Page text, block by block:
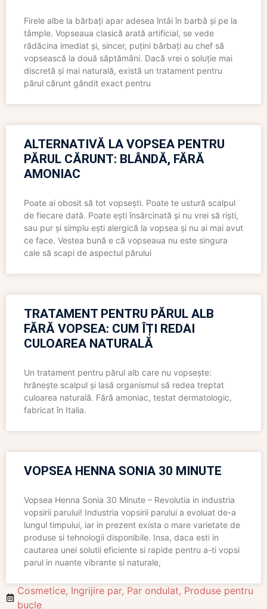
Firele albe la bărbați apar adesea întâi în barbă și pe la
tâmple. Vopseaua clasică arată artificial, se vede
rădăcina imediat și, sincer, puțini bărbați au chef să
vopsească la două săptămâni. Dacă vrei o soluție mai
discretă și mai naturală, există un tratament pentru
părul cărunt gândit exact pentru
ALTERNATIVĂ LA VOPSEA PENTRU
PĂRUL CĂRUNT: BLÂNDĂ, FĂRĂ
AMONIAC
Poate ai obosit să tot vopsești. Poate te ustură scalpul
de fiecare dată. Poate ești însărcinată și nu vrei să riști,
sau pur și simplu ești alergică la vopsea și nu ai mai avut
ce face. Vestea bună e că vopseaua nu este singura
cale să scapi de aspectul părului
TRATAMENT PENTRU PĂRUL ALB
FĂRĂ VOPSEA: CUM ÎȚI REDAI
CULOAREA NATURALĂ
Un tratament pentru părul alb care nu vopsește:
hrănește scalpul și lasă organismul să redea treptat
culoarea naturală. Fără amoniac, testat dermatologic,
fabricat în Italia.
VOPSEA HENNA SONIA 30 MINUTE
Vopsea Henna Sonia 30 Minute – Revolutia in industria
vopsirii parului! Industria vopsirii parului a evoluat de-a
lungul timpului, iar in prezent exista o mare varietate de
produse si tehnologii disponibile. Insa, daca esti in
cautarea unei solutii eficiente si rapide pentru a-ti vopsi
parul in nuante vibrante si naturale,
Cosmetice, Ingrijire par, Par ondulat, Produse pentru
bucle